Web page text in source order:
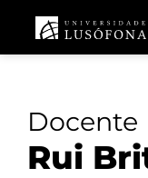
Docente
Rui